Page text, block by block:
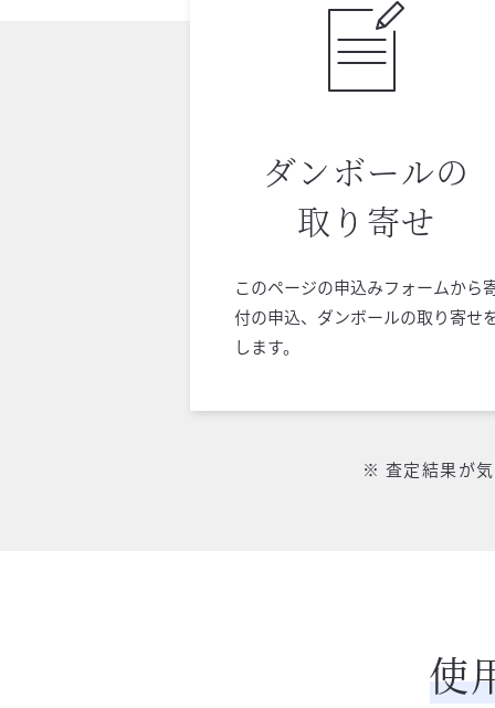
ダンボールの
取り寄せ
このページの申込みフォームから
付の申込、ダンボールの取り寄せ
します。
※ 査定結果が
使